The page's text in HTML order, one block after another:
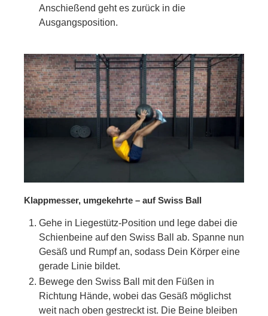
Anschießend geht es zurück in die
Ausgangsposition.
Klappmesser, umgekehrte – auf Swiss Ball
Gehe in Liegestütz-Position und lege dabei die
Schienbeine auf den Swiss Ball ab. Spanne nun
Gesäß und Rumpf an, sodass Dein Körper eine
gerade Linie bildet.
Bewege den Swiss Ball mit den Füßen in
Richtung Hände, wobei das Gesäß möglichst
weit nach oben gestreckt ist. Die Beine bleiben